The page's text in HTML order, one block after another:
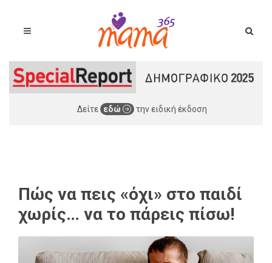
Δείτε εδώ την ειδική έκδοση
Πώς να πεις «όχι» στο παιδί
χωρίς… να το πάρεις πίσω!